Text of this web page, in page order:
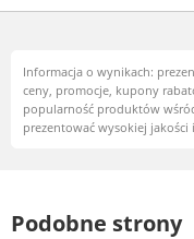
Informacja o wynikach:
ceny, promocje, kupony
popularność produktów
prezentować wysokiej
Podobne strony